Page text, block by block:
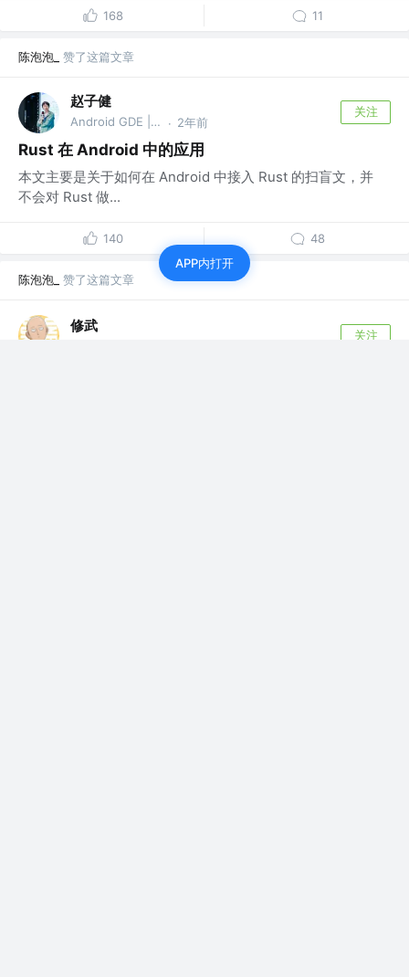
168 11
陈泡泡_ 赞了这篇文章
赵子健
Android GDE | 🏆 掘金签约作者 · 2年前
关注
Rust 在 Android 中的应用
本文主要是关于如何在 Android 中接入 Rust 的扫盲文，并
不会对 Rust 做...
140 48
陈泡泡_ 赞了这篇文章
修武
关注
APP内打开